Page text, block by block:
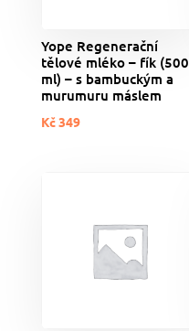
Yope Regenerační
tělové mléko – fík (500
ml) – s bambuckým a
murumuru máslem
Kč349